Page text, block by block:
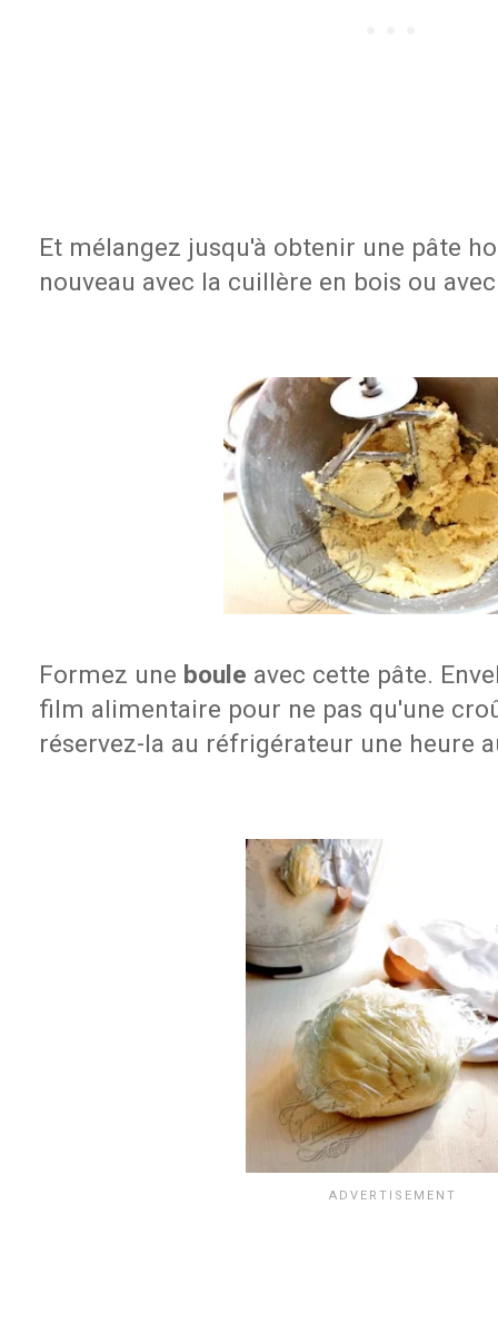
Et mélangez jusqu'à obtenir une pâte
nouveau avec la cuillère en bois ou
Formez une boule avec cette pâte.
film alimentaire pour ne pas qu'une
réservez-la au réfrigérateur une heure